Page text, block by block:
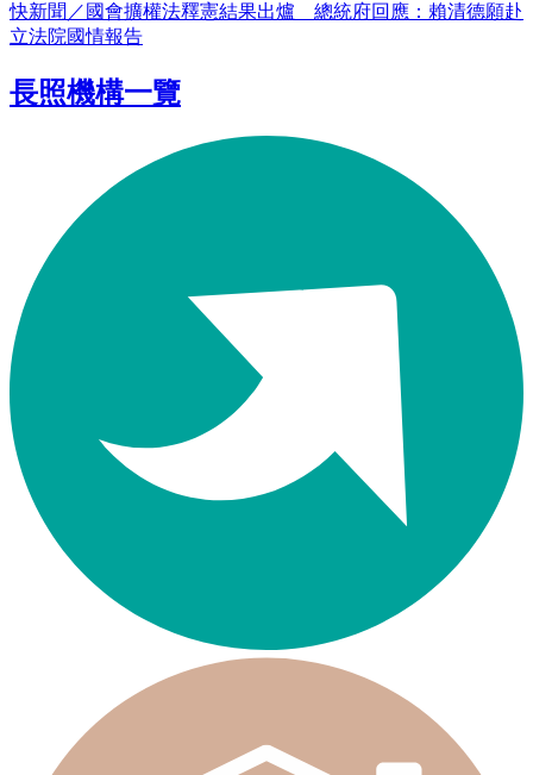
快新聞／國會擴權法釋憲結果出爐 總統府回應：賴清德願赴
立法院國情報告
長照機構一覽